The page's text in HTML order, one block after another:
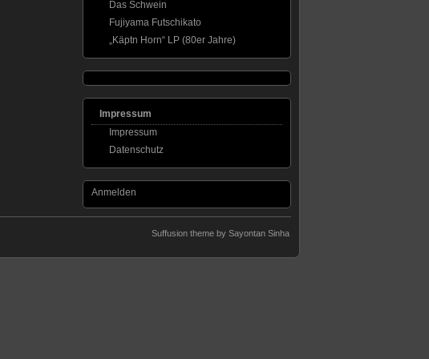
Das Schwein
Fujiyama Futschikato
„Käptn Horn“ LP (80er Jahre)
Impressum
Impressum
Datenschutz
Anmelden
Suffusion theme by Sayontan Sinha